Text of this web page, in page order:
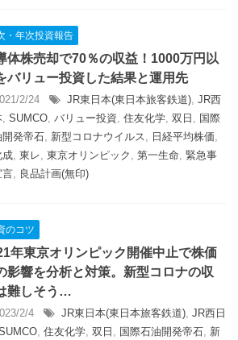
・年次投資報告
体株売却で70％の収益！1000万円以
バリュー投資した結果と運用先
2/24 JR東日本(東日本旅客鉄道), JR西
, SUMCO, バリュー投資, 住友化学, 双日 , 国際
開発帝石, 新型コロナウイルス, 日経平均株価,
成, 東レ, 東京オリンピック , 第一生命, 緊急事
言, 良品計画(無印)
のコツ
年東京オリンピック開催中止で株価
影響を分析と対策。新型コロナの収
難しそう…
2/4 JR東日本(東日本旅客鉄道), JR西日
, 住友化学, 双日 , 国際石油開発帝石, 新